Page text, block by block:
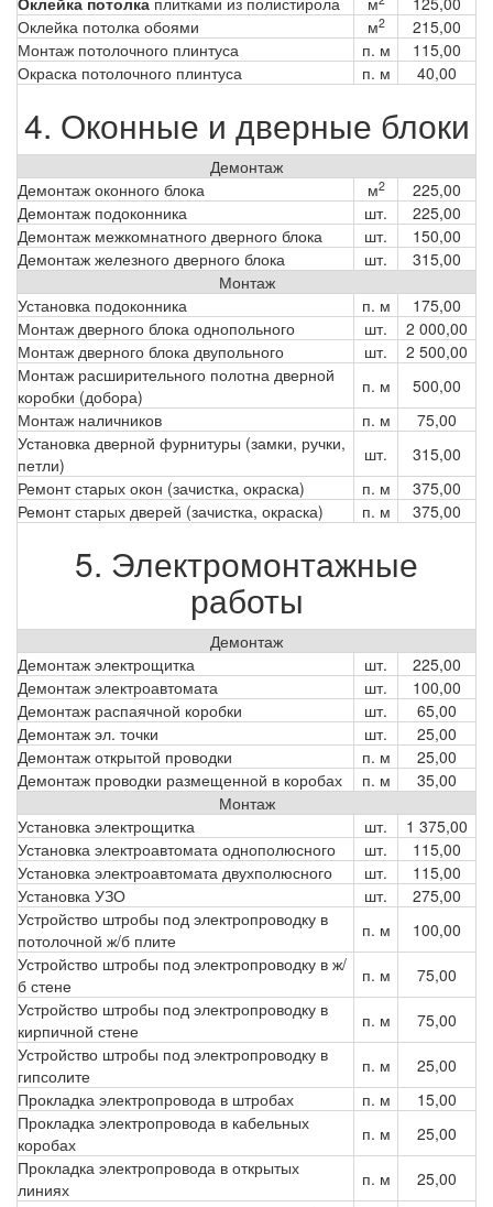
Оклейка потолка обоями
м2
215,00
Монтаж потолочного плинтуса
п. м
115,00
Окраска потолочного плинтуса
п. м 40,00
4. Оконные и дверные блоки
Демонтаж
Демонтаж оконного блока
м2
225,00
Демонтаж подоконника
шт.
225,00
Демонтаж межкомнатного дверного блока
шт.
150,00
Демонтаж железного дверного блока
шт.
315,00
Монтаж
Установка подоконника
п. м
175,00
Монтаж дверного блока однопольного
шт.
2 000,00
Монтаж дверного блока двупольного
шт.
2 500,00
Монтаж расширительного полотна дверной
коробки (добора)
п. м
500,00
Монтаж наличников
п. м
75,00
Установка дверной фурнитуры (замки, ручки,
петли)
шт.
315,00
Ремонт старых окон (зачистка, окраска)
п. м
375,00
Ремонт старых дверей (зачистка, окраска)
п. м 375,00
5. Электромонтажные
работы
Демонтаж
Демонтаж электрощитка
шт.
225,00
Демонтаж электроавтомата
шт.
100,00
Демонтаж распаячной коробки
шт.
65,00
Демонтаж эл. точки
шт.
25,00
Демонтаж открытой проводки
п. м
25,00
Демонтаж проводки размещенной в коробах
п. м
35,00
Монтаж
Установка электрощитка
шт.
1 375,00
Установка электроавтомата однополюсного
шт.
115,00
Установка электроавтомата двухполюсного
шт.
115,00
Установка УЗО
шт.
275,00
Устройство штробы под электропроводку в
потолочной ж/б плите
п. м
100,00
Устройство штробы под электропроводку в ж/
б стене
п. м
75,00
Устройство штробы под электропроводку в
кирпичной стене
п. м
75,00
Устройство штробы под электропроводку в
гипсолите
п. м
25,00
Прокладка электропровода в штробах
п. м
15,00
Прокладка электропровода в кабельных
коробах
п. м
25,00
Прокладка электропровода в открытых
линиях
п. м
25,00